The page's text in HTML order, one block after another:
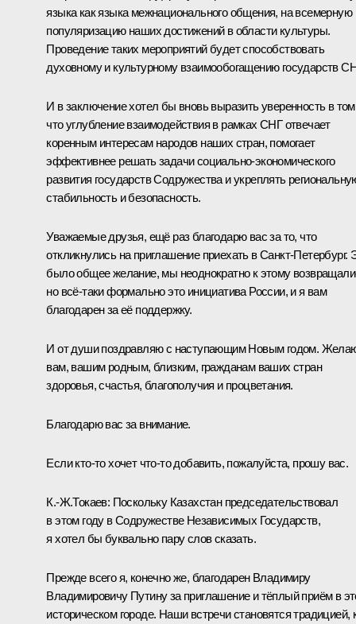
языка как языка межнационального общения, на всемерную
популяризацию наших достижений в области культуры.
Проведение таких мероприятий будет способствовать
духовному и культурному взаимообогащению государств
И в заключение хотел бы вновь выразить уверенность в
что углубление взаимодействия в рамках СНГ отвечает
коренным интересам народов наших стран, помогает
эффективнее решать задачи социально-экономического
развития государств Содружества и укреплять
стабильность и безопасность.
Уважаемые друзья, ещё раз благодарю вас за то, что
откликнулись на приглашение приехать в Санкт-Петербург.
было общее желание, мы неоднократно к этому
но всё-таки формально это инициатива России, и я вам
благодарен за её поддержку.
И от души поздравляю с наступающим Новым годом.
вам, вашим родным, близким, гражданам ваших стран
здоровья, счастья, благополучия и процветания.
Благодарю вас за внимание.
Если кто-то хочет что-то добавить, пожалуйста, прошу вас.
К.-Ж.Токаев: Поскольку Казахстан председательствовал
в этом году в Содружестве Независимых Государств,
я хотел бы буквально пару слов сказать.
Прежде всего я, конечно же, благодарен Владимиру
Владимировичу Путину за приглашение и тёплый приём в
историческом городе. Наши встречи становятся традицией,